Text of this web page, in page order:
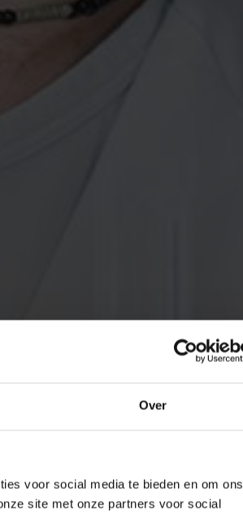
Over
voor social media te bieden en om ons
site met onze partners voor social